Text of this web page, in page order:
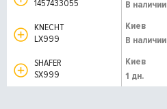
1457433055
В наличии
KNECHT
LX999
Киев
В наличии
SHAFER
SX999
Киев
1 дн.